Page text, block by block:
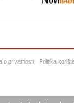
o privatnosti Politika